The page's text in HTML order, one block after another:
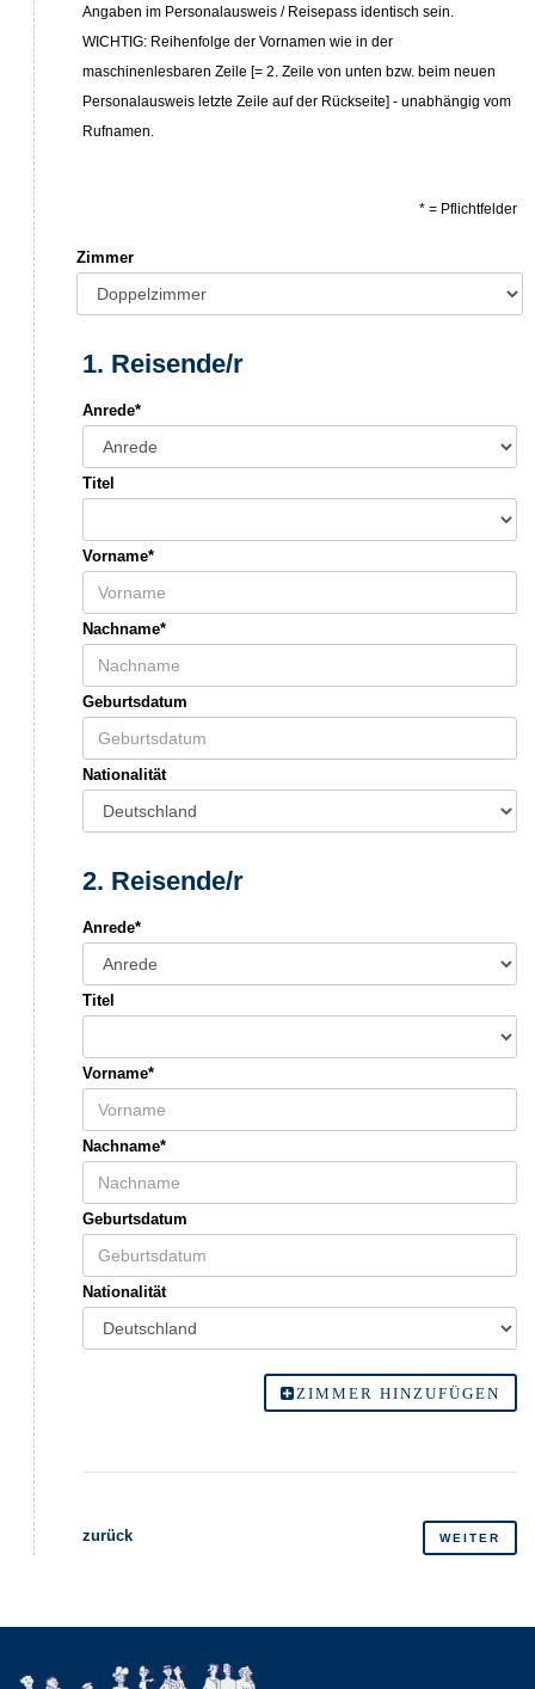
Angaben im Personalausweis / Reisepass identisch sein.
WICHTIG: Reihenfolge der Vornamen wie in der
maschinenlesbaren Zeile [= 2. Zeile von unten bzw. beim neuen
Personalausweis letzte Zeile auf der Rückseite] - unabhängig vom
Rufnamen.
* = Pflichtfelder
Zimmer
1. Reisende/r
Anrede*
Titel
Vorname*
Nachname*
Geburtsdatum
Nationalität
2. Reisende/r
Anrede*
Titel
Vorname*
Nachname*
Geburtsdatum
Nationalität
ZIMMER HINZUFÜGEN
zurück